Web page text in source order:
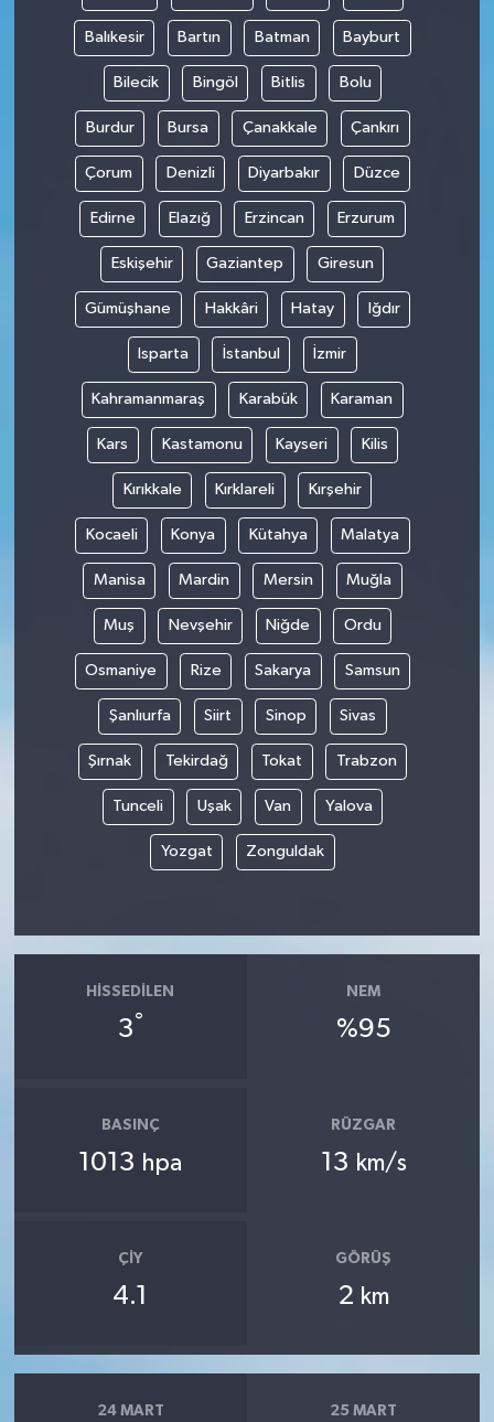
Balıkesir Bartın Batman Bayburt
Bilecik Bingöl Bitlis Bolu
Burdur Bursa Çanakkale Çankırı
Çorum Denizli Diyarbakır Düzce
Edirne Elazığ Erzincan Erzurum
Eskişehir Gaziantep Giresun
Gümüşhane Hakkâri Hatay Iğdır
Isparta İstanbul İzmir
Kahramanmaraş Karabük Karaman
Kars Kastamonu Kayseri Kilis
Kırıkkale Kırklareli Kırşehir
Kocaeli Konya Kütahya Malatya
Manisa Mardin Mersin Muğla
Muş Nevşehir Niğde Ordu
Osmaniye Rize Sakarya Samsun
Şanlıurfa Siirt Sinop Sivas
Şırnak Tekirdağ Tokat Trabzon
Tunceli Uşak Van Yalova
Yozgat Zonguldak
HISSEDILEN
3°
NEM
%95
BASINÇ
1013 hpa
RÜZGAR
13 km/s
ÇIY
4.1
GÖRÜŞ
2 km
24 MART 25 MART